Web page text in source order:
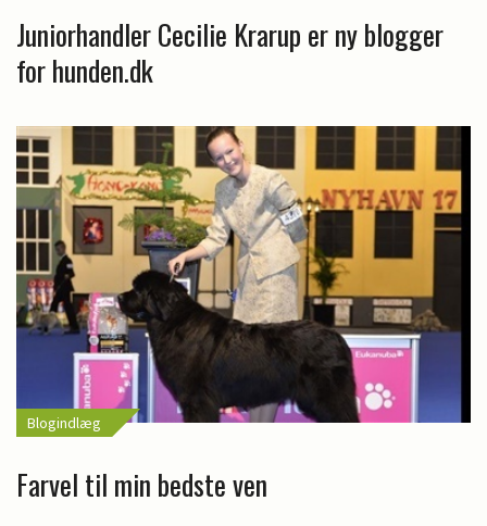
Juniorhandler Cecilie Krarup er ny blogger
for hunden.dk
Blogindlæg
Farvel til min bedste ven